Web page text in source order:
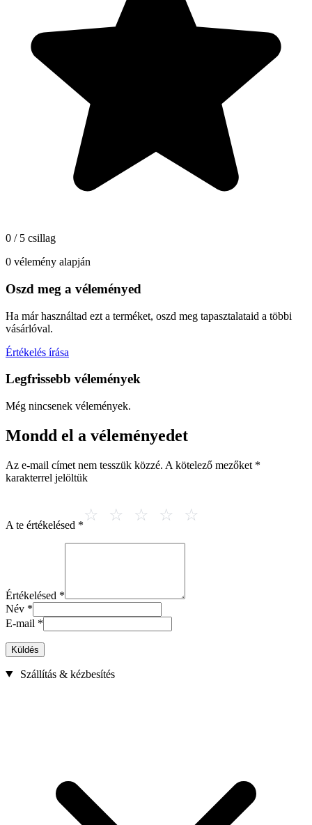
0 / 5 csillag
0 vélemény alapján
Oszd meg a véleményed
Ha már használtad ezt a terméket, oszd meg tapasztalataid a többi
vásárlóval.
Értékelés írása
Legfrissebb vélemények
Még nincsenek vélemények.
Mondd el a véleményedet
Az e-mail címet nem tesszük közzé. A kötelező mezőket *
karakterrel jelöltük
A te értékelésed *
Értékelésed *
Név *
E-mail *
Küldés
Szállítás & kézbesítés